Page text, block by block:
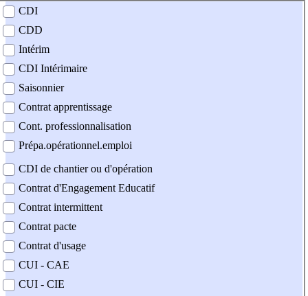
contrat
CDI
CDD
Intérim
CDI Intérimaire
Saisonnier
Contrat apprentissage
Cont. professionnalisation
Prépa.opérationnel.emploi
CDI de chantier ou d'opération
Contrat d'Engagement Educatif
Contrat intermittent
Contrat pacte
Contrat d'usage
CUI - CAE
CUI - CIE